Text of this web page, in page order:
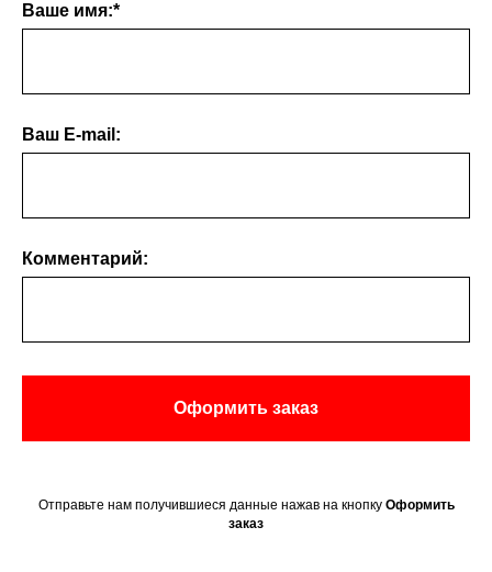
Ваше имя:*
Ваш E-mail:
Комментарий:
Оформить заказ
Отправьте нам получившиеся данные нажав на кнопку Оформить
заказ